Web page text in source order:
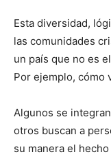
Esta diversidad,
las comunidades
un país que no es
Por ejemplo, cómo
Algunos se
otros buscan a
su manera el